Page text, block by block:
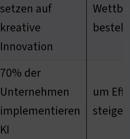
setzen auf
kreative
Innovation
70% der
Unternehmen
implementieren
KI
um